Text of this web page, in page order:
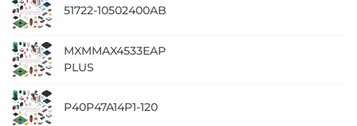
51722-10502400AB
MXMMAX4533EAP
PLUS
P40P47A14P1-120